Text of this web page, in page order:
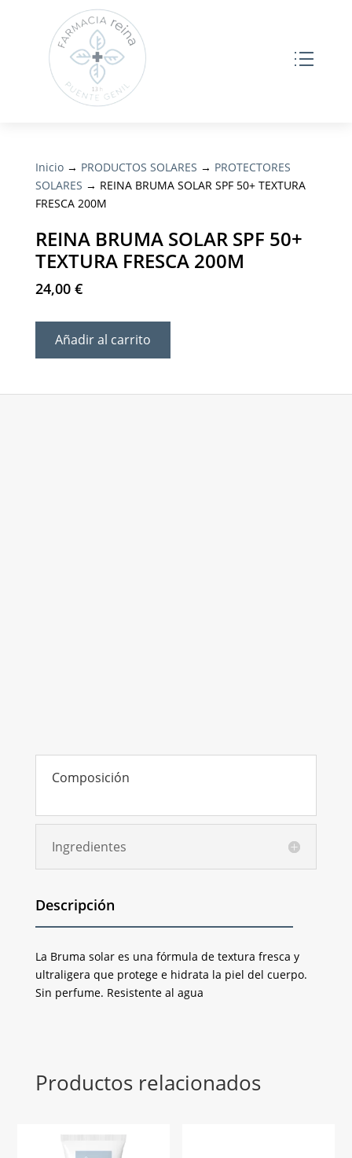
Inicio→ PRODUCTOS SOLARES → PROTECTORES
SOLARES → REINA BRUMA SOLAR SPF 50+ TEXTURA
FRESCA 200M
REINA BRUMA SOLAR SPF 50+
TEXTURA FRESCA 200M
24,00 €
Añadir al carrito
Descripción
La Bruma solar es una fórmula de textura fresca y
ultraligera que protege e hidrata la piel del cuerpo.
Sin perfume. Resistente al agua
Composición
Ingredientes
Productos relacionados